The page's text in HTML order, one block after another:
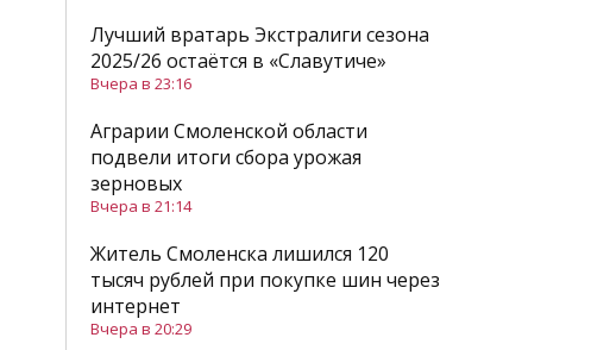
Лучший вратарь Экстралиги сезона
2025/26 остаётся в «Славутиче»
Вчера в 23:16
Аграрии Смоленской области
подвели итоги сбора урожая
зерновых
Вчера в 21:14
Житель Смоленска лишился 120
тысяч рублей при покупке шин через
интернет
Вчера в 20:29